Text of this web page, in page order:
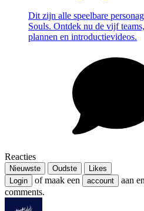
Dit zijn alle speelbare
Souls. Ontdek nu de vijf
plannen en introductievideos.
Reacties
Nieuwste Oudste
Likes
Login
of maak een account
aan
comments.